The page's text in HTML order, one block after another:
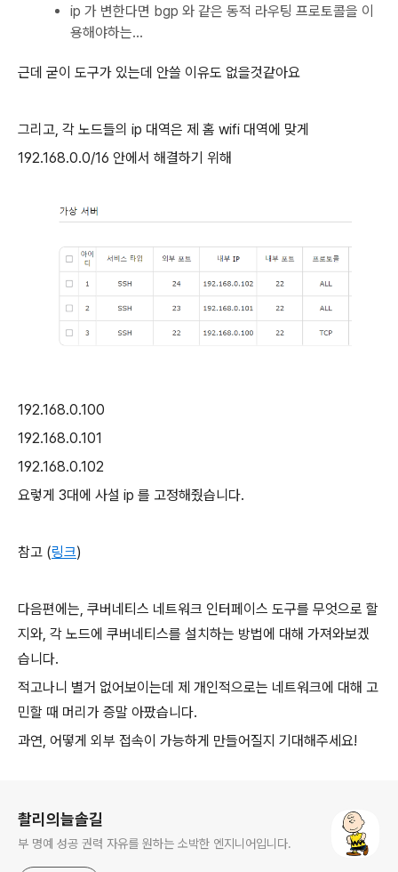
ip 가 변한다면 bgp 와 같은 동적 라우팅 프로토콜을 이
용해야하는...
근데 굳이 도구가 있는데 안쓸 이유도 없을것같아요
그리고, 각 노드들의 ip 대역은 제 홈 wifi 대역에 맞게
192.168.0.0/16 안에서 해결하기 위해
192.168.0.100
192.168.0.101
192.168.0.102
요렇게 3대에 사설 ip 를 고정해줬습니다.
참고 (링크)
다음편에는, 쿠버네티스 네트워크 인터페이스 도구를 무엇으로 할
지와, 각 노드에 쿠버네티스를 설치하는 방법에 대해 가져와보겠
습니다.
적고나니 별거 없어보이는데 제 개인적으로는 네트워크에 대해 고
민할 때 머리가 증말 아팠습니다.
과연, 어떻게 외부 접속이 가능하게 만들어질지 기대해주세요!
촬리의늘솔길
부 명예 성공 권력 자유를 원하는 소박한 엔지니어입니다.